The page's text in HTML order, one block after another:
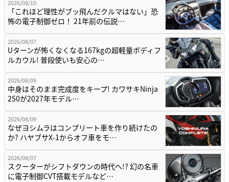
2026/08/10
「これほど理性がブッ飛んだクルマはない」恐
怖の電子制御ゼロ！ 21年前の伝説…
2026/08/07
Uターンが怖くなくなる167kgの超軽量ボディフ
ルカウル! 普段使いも安心の…
2026/08/09
中身はそのまま完成度をキープ! カワサキNinja
250が2027年モデル…
2026/08/09
なぜヨシムラはコンプリート車を作り続けたの
か? ハヤブサX-1からオフ車をモ…
2026/08/07
スクーターがシフトダウンの時代へ!? 幻の名車
に電子制御CVT搭載モデルなど…